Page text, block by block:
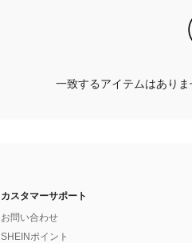
一致するアイテムはあり
カスタマーサポート
お問い合わせ
SHEINポイント